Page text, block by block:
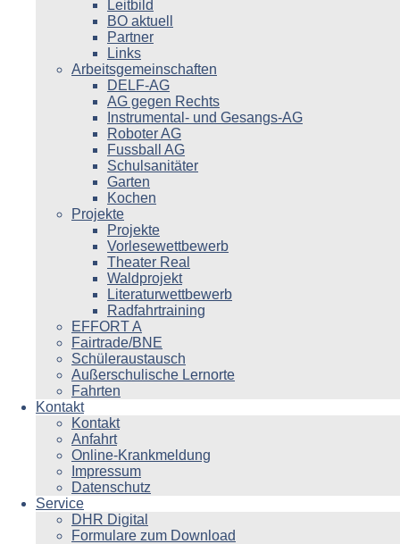
Leitbild
BO aktuell
Partner
Links
Arbeitsgemeinschaften
DELF-AG
AG gegen Rechts
Instrumental- und Gesangs-AG
Roboter AG
Fussball AG
Schulsanitäter
Garten
Kochen
Projekte
Projekte
Vorlesewettbewerb
Theater Real
Waldprojekt
Literaturwettbewerb
Radfahrtraining
EFFORT A
Fairtrade/BNE
Schüleraustausch
Außerschulische Lernorte
Fahrten
Kontakt
Kontakt
Anfahrt
Online-Krankmeldung
Impressum
Datenschutz
Service
DHR Digital
Formulare zum Download